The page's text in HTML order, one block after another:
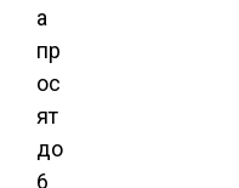
а
пр
ос
ят
до
6